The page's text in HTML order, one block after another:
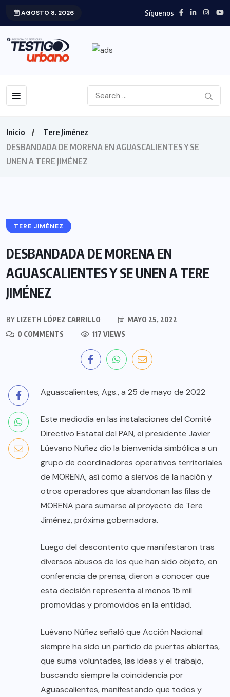
AGOSTO 8, 2026 Síguenos
Inicio
Tere Jiménez
DESBANDADA DE MORENA EN AGUASCALIENTES Y SE
UNEN A TERE JIMÉNEZ
TERE JIMÉNEZ
DESBANDADA DE MORENA EN
AGUASCALIENTES Y SE UNEN A TERE
JIMÉNEZ
BY LIZETH LÓPEZ CARRILLO
MAYO 25, 2022
0 COMMENTS
117 VIEWS
Aguascalientes, Ags., a 25 de mayo de 2022
Este mediodía en las instalaciones del Comité
Directivo Estatal del PAN, el presidente Javier
Lúevano Nuñez dio la bienvenida simbólica a un
grupo de coordinadores operativos territoriales
de MORENA, así como a siervos de la nación y
otros operadores que abandonan las filas de
MORENA para sumarse al proyecto de Tere
Jiménez, próxima gobernadora.
Luego del descontento que manifestaron tras
diversos abusos de los que han sido objeto, en
conferencia de prensa, dieron a conocer que
esta decisión representa al menos 15 mil
promovidas y promovidos en la entidad.
Luévano Núñez señaló que Acción Nacional
siempre ha sido un partido de puertas abiertas,
que suma voluntades, las ideas y el trabajo,
buscando siempre la coincidencia por
Aguascalientes, manifestando que todos y